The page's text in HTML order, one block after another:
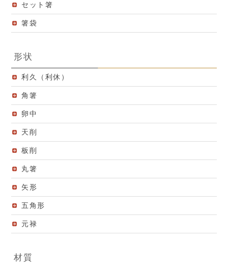
セット箸
箸袋
形状
利久（利休）
角箸
卵中
天削
板削
丸箸
矢形
五角形
元禄
材質